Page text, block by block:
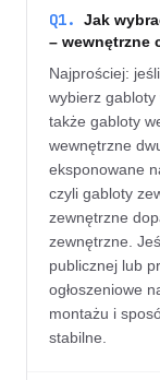
Q1.
Jak
– wewnętrzne
Najprościej:
wybierz
także gabloty
wewnętrzne
eksponowane
czyli gabloty
zewnętrzne
zewnętrzne.
publicznej lub
ogłoszeniowe
montażu i
stabilne.